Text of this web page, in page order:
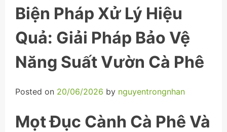
Biện Pháp Xử Lý Hiệu
Quả: Giải Pháp Bảo Vệ
Năng Suất Vườn Cà Phê
Posted on 20/06/2026 by nguyentrongnhan
Mọt Đục Cành Cà Phê Và